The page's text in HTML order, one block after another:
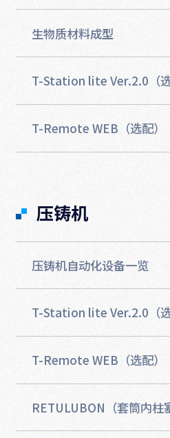
生物质材料成型
T-Station lite Ver.2.0（选
T-Remote WEB（选配）
压铸机
压铸机自动化设备一览
T-Station lite Ver.2.0（选
T-Remote WEB（选配）
RETULUBON（套筒内柱